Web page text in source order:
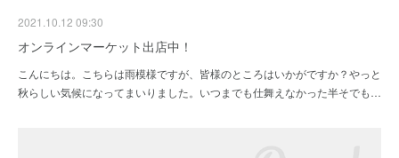
2021.10.12 09:30
オンラインマーケット出店中！
こんにちは。こちらは雨模様ですが、皆様のところはいかがですか？やっと
秋らしい気候になってまいりました。いつまでも仕舞えなかった半そでも…